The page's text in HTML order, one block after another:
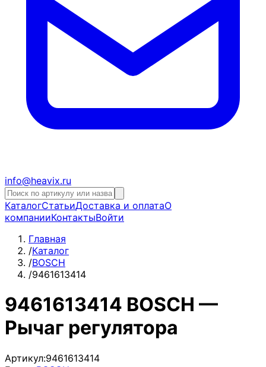
info@heavix.ru
КаталогСтатьиДоставка и оплатаО
компанииКонтактыВойти
Главная
/Каталог
/BOSCH
/9461613414
9461613414 BOSCH —
Рычаг регулятора
Артикул:9461613414